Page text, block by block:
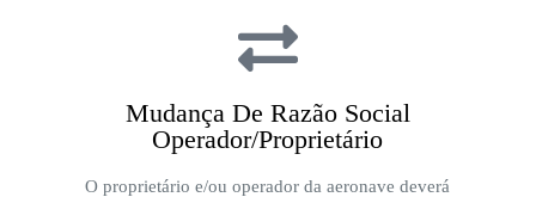
Mudança De Razão Social
Operador/Proprietário
O proprietário e/ou operador da aeronave deverá